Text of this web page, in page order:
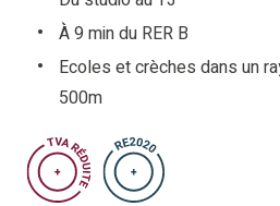
À 9 min du RER B
Ecoles et crèches dans un
500m